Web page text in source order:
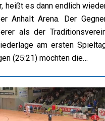
heißt es dann endlich
Anhalt Arena. Der
als der
am ersten
(25:21) möchten die…